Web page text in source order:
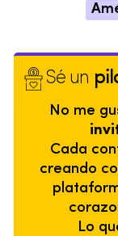
Sé un
No me
Cada
creando
Lo